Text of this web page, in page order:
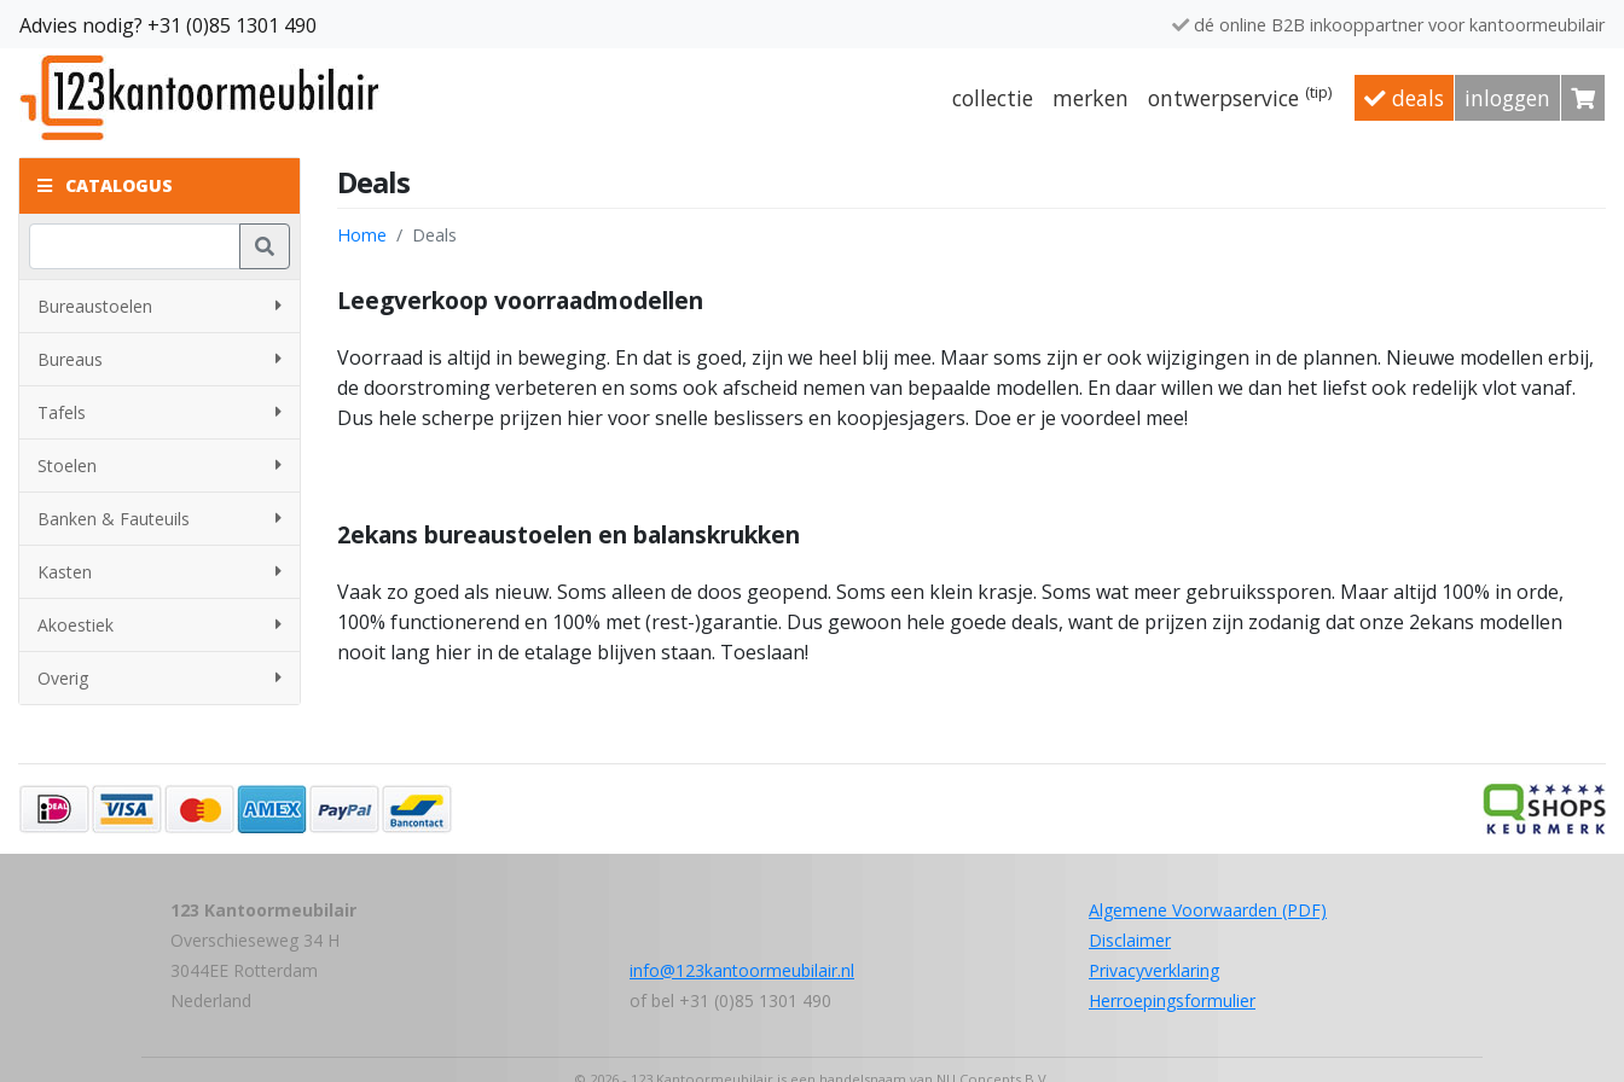
collectie merken ontwerpservice (tip) deals inloggen
Advies nodig? +31 (0)85 1301 490 dé online B2B inkooppartner voor kantoormeubilair
CATALOGUS
Bureaustoelen
Bureaus
Tafels
Stoelen
Banken & Fauteuils
Kasten
Akoestiek
Overig
Deals
Home Deals
Leegverkoop voorraadmodellen
Voorraad is altijd in beweging. En dat is goed, zijn we heel blij mee. Maar soms zijn er ook wijzigingen in de plannen. Nieuwe modellen erbij,
de doorstroming verbeteren en soms ook afscheid nemen van bepaalde modellen. En daar willen we dan het liefst ook redelijk vlot vanaf.
Dus hele scherpe prijzen hier voor snelle beslissers en koopjesjagers. Doe er je voordeel mee!
2ekans bureaustoelen en balanskrukken
Vaak zo goed als nieuw. Soms alleen de doos geopend. Soms een klein krasje. Soms wat meer gebruikssporen. Maar altijd 100% in orde,
100% functionerend en 100% met (rest-)garantie. Dus gewoon hele goede deals, want de prijzen zijn zodanig dat onze 2ekans modellen
nooit lang hier in de etalage blijven staan. Toeslaan!
123 Kantoormeubilair
Overschieseweg 34 H
3044EE Rotterdam
Nederland
info@123kantoormeubilair.nl
of bel +31 (0)85 1301 490
Algemene Voorwaarden (PDF)
Disclaimer
Privacyverklaring
Herroepingsformulier